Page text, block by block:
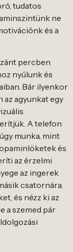
tudatos
ne
és a
percben
nyúlunk és
Bár ilyenkor
az agyunkat egy
A telefon
munka, mint
és
az érzelmi
az ingerek
csatornára.
és nézz ki az
a szemed pár